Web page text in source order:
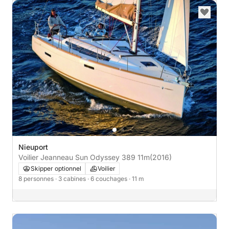
Nieuport
Voilier Jeanneau Sun Odyssey 389 11m(2016)
Skipper optionnel
Voilier
8 personnes · 3 cabines · 6 couchages · 11 m